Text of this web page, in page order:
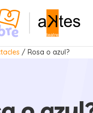
/Rosa o azul?